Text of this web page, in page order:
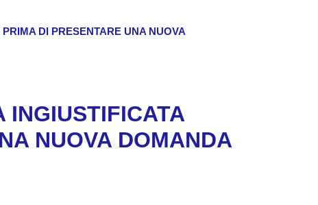
DI PRESENTARE UNA NUOVA
INGIUSTIFICATA
NUOVA DOMANDA